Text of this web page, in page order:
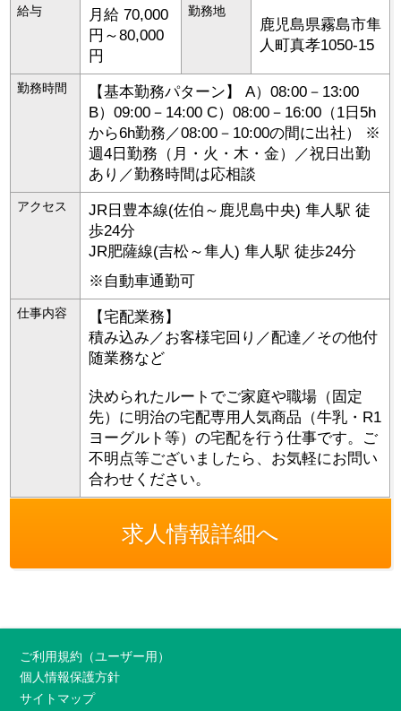
給与
月給 70,000
円～80,000
円
勤務地
鹿児島県霧島市隼
人町真孝1050-15
勤務時間
【基本勤務パターン】 A）08:00－13:00
B）09:00－14:00 C）08:00－16:00（1日5h
から6h勤務／08:00－10:00の間に出社） ※
週4日勤務（月・火・木・金）／祝日出勤
あり／勤務時間は応相談
アクセス
JR日豊本線(佐伯～鹿児島中央) 隼人駅 徒
歩24分
JR肥薩線(吉松～隼人) 隼人駅 徒歩24分
※自動車通勤可
仕事内容
【宅配業務】
積み込み／お客様宅回り／配達／その他付
随業務など
決められたルートでご家庭や職場（固定
先）に明治の宅配専用人気商品（牛乳・R1
ヨーグルト等）の宅配を行う仕事です。ご
不明点等ございましたら、お気軽にお問い
合わせください。
求人情報詳細へ
ご利用規約（ユーザー用）
個人情報保護方針
サイトマップ